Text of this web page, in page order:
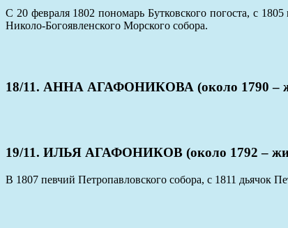
С 20 февраля 1802 пономарь Бутковского погоста, с
Николо-Богоявленского Морского собора.
18/11. АННА АГАФОНИКОВА (около 1790 –
19/11. ИЛЬЯ АГАФОНИКОВ (около 1792 –
В 1807 певчий Петропавловского собора, с 1811 дьячок